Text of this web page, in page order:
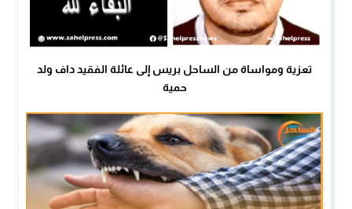
تعزية ومواساة من الساحل بريس إلى عائلة الفقيد داف ولد
حمية